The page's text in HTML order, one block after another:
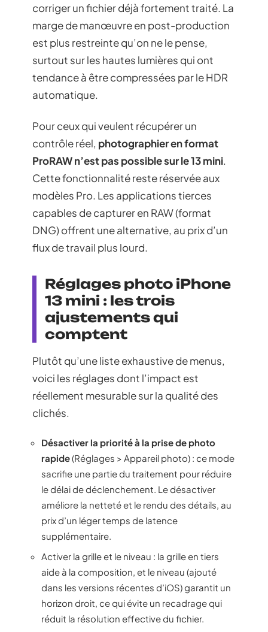
corriger un fichier déjà fortement traité. La
marge de manœuvre en post-production
est plus restreinte qu’on ne le pense,
surtout sur les hautes lumières qui ont
tendance à être compressées par le HDR
automatique.
Pour ceux qui veulent récupérer un
contrôle réel, photographier en format
ProRAW n’est pas possible sur le 13 mini.
Cette fonctionnalité reste réservée aux
modèles Pro. Les applications tierces
capables de capturer en RAW (format
DNG) offrent une alternative, au prix d’un
flux de travail plus lourd.
Réglages photo iPhone
13 mini : les trois
ajustements qui
comptent
Plutôt qu’une liste exhaustive de menus,
voici les réglages dont l’impact est
réellement mesurable sur la qualité des
clichés.
Désactiver la priorité à la prise de photo
rapide(Réglages > Appareil photo) : ce mode
sacrifie une partie du traitement pour réduire
le délai de déclenchement. Le désactiver
améliore la netteté et le rendu des détails, au
prix d’un léger temps de latence
supplémentaire.
Activer la grille et le niveau : la grille en tiers
aide à la composition, et le niveau (ajouté
dans les versions récentes d’iOS) garantit un
horizon droit, ce qui évite un recadrage qui
réduit la résolution effective du fichier.